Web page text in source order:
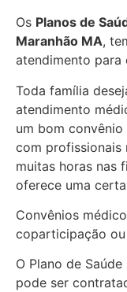
Os Planos de
Maranhão MA,
atendimento para
Toda família
atendimento
um bom
com profissionais
muitas horas nas
oferece uma
Convênios
coparticipação
O Plano de
pode ser